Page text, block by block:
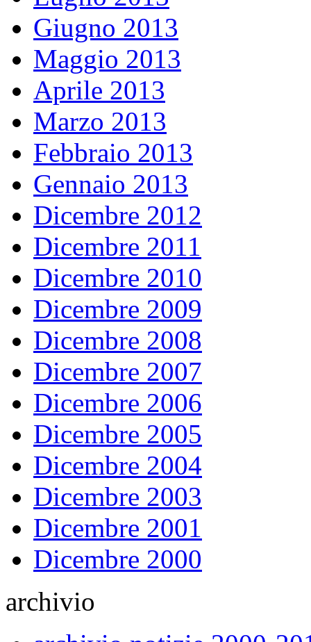
Giugno 2013
Maggio 2013
Aprile 2013
Marzo 2013
Febbraio 2013
Gennaio 2013
Dicembre 2012
Dicembre 2011
Dicembre 2010
Dicembre 2009
Dicembre 2008
Dicembre 2007
Dicembre 2006
Dicembre 2005
Dicembre 2004
Dicembre 2003
Dicembre 2001
Dicembre 2000
archivio